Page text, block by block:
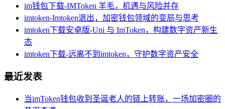
im钱包下载-IMToken 羊毛，机遇与风险并存
imtoken-Imtoken退出，加密钱包领域的变局与思考
imtoken下载安卓版-Uni 与 ImToken，构建数字资产新生
态
imtoken下载-远离不到imtoken，守护数字资产安全
最近发表
当imToken钱包收到圣诞老人的链上转账，一场加密圈的